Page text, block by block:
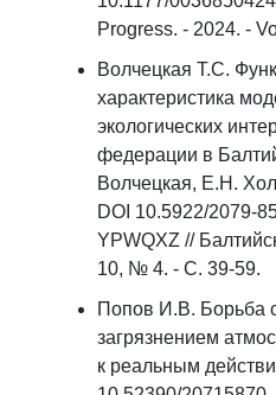
Progress. - 2024. -
Волчецкая Т.С.
характеристика
экологических
федерации в
Волчецкая, Е.Н.
DOI 10.5922/2079-
YPWQXZ //
10, № 4. - С. 39-59.
Попов И.В. Борьба
загрязнением
к реальным